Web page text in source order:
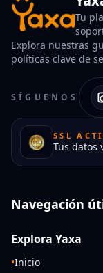
Tu
Explora nuestras
políticas clave de
SÍGUENOS
SSL
Tus datos
Navegación
Explora Yaxa
•Inicio